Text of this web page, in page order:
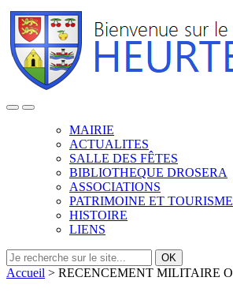
MAIRIE
ACTUALITES
SALLE DES FÊTES
BIBLIOTHEQUE DROSERA
ASSOCIATIONS
PATRIMOINE ET TOURISME
HISTOIRE
LIENS
OK
Accueil > RECENCEMENT MILITAIRE